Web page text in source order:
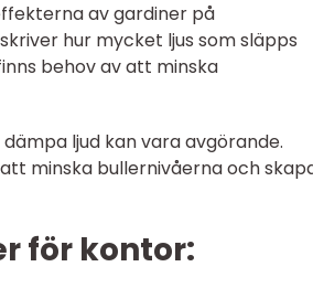
av gardiner på
hur mycket ljus som släpps
behov av att minska
ljud kan vara avgörande.
minska bullernivåerna och
för kontor: